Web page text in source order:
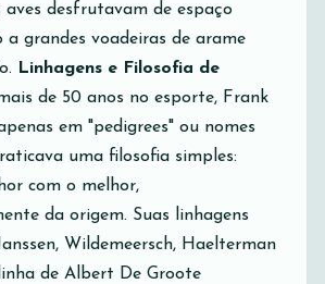
aves desfrutavam de espaço
a grandes voadeiras de arame
Linhagens e Filosofia de
de 50 anos no esporte, Frank
em "pedigrees" ou nomes
uma filosofia simples:
com o melhor,
da origem. Suas linhagens
Wildemeersch, Haelterman
de Albert De Groote